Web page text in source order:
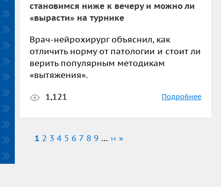
становимся ниже к вечеру и можно ли
«вырасти» на турнике
Врач-нейрохирург объяснил, как
отличить норму от патологии и стоит ли
верить популярным методикам
«вытяжения».
1,121
Подробнее
Нумерация
Текущая
1 Страница
2 Страница
3 Страница
4 Страница
5 Страница
6 Страница
7 Страница
8 Страница
9 … Следующая
›› Последняя
»